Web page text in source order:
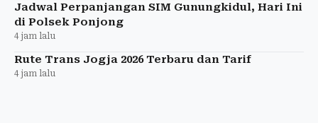
Jadwal Perpanjangan SIM Gunungkidul, Hari Ini
di Polsek Ponjong
4 jam lalu
Rute Trans Jogja 2026 Terbaru dan Tarif
4 jam lalu